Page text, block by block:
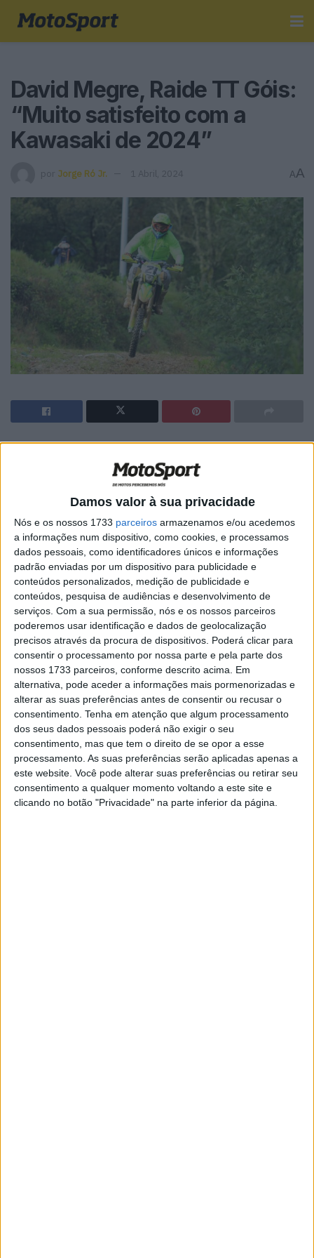
Damos valor à sua privacidade
Nós e os nossos 1733 parceiros armazenamos e/ou acedemos
a informações num dispositivo, como cookies, e processamos
dados pessoais, como identificadores únicos e informações
padrão enviadas por um dispositivo para publicidade e
conteúdos personalizados, medição de publicidade e
conteúdos, pesquisa de audiências e desenvolvimento de
serviços. Com a sua permissão, nós e os nossos parceiros
poderemos usar identificação e dados de geolocalização
precisos através da procura de dispositivos. Poderá clicar para
consentir o processamento por nossa parte e pela parte dos
nossos 1733 parceiros, conforme descrito acima. Em
alternativa, pode aceder a informações mais pormenorizadas e
alterar as suas preferências antes de consentir ou recusar o
consentimento. Tenha em atenção que algum processamento
dos seus dados pessoais poderá não exigir o seu
consentimento, mas que tem o direito de se opor a esse
processamento. As suas preferências serão aplicadas apenas a
este website. Você pode alterar suas preferências ou retirar seu
consentimento a qualquer momento voltando a este site e
clicando no botão "Privacidade" na parte inferior da página.
David Megre, Raide TT Góis:
“Muito satisfeito com a
Kawasaki de 2024”
por Jorge Ró Jr. 1 Abril, 2024 AA
David Megre, piloto do bp Ultimate Adventure Team,
disputou a 31ª edição do Raide TT “Paraíso Todo-o-
Todo-o-Terreno que percorreu pistas de Arganil,
Pampilhosa da Serra e Góis.
A corrida organizada pelo Góis Moto Clube começou com
um prólogo, a que se seguiu um longo e muito exigente
setor seletivo com 273 km de extensão. A prova
completou-se com uma derradeira Prova Especial de
Classificação com 78 km cronometrados.
David Megre que disputou esta corrida beirã aos
comandos de uma Kawasaki começou por “dar os
parabéns aos Góis Moto Clube por ter montado uma
corrida a sério como já não víamos há muito tempo. Têm-
nos habituado a troços sprint, mas desta vez tivemos, em
plena serra, 278 km que nos arrasaram, mas que foi
espetacular. Estreei a Kawasaki de 2024 e fiquei muito
satisfeito. A moto tem um enorme potencial e agora